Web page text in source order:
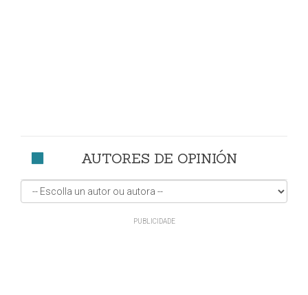
AUTORES DE OPINIÓN